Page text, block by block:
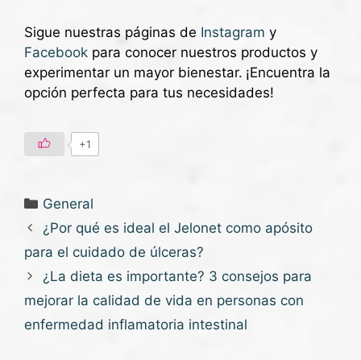
Sigue nuestras páginas de Instagram y
Facebook para conocer nuestros productos y
experimentar un mayor bienestar. ¡Encuentra la
opción perfecta para tus necesidades!
+1
General
¿Por qué es ideal el Jelonet como apósito
para el cuidado de úlceras?
¿La dieta es importante? 3 consejos para
mejorar la calidad de vida en personas con
enfermedad inflamatoria intestinal